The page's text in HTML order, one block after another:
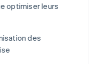
optimiser leurs
des